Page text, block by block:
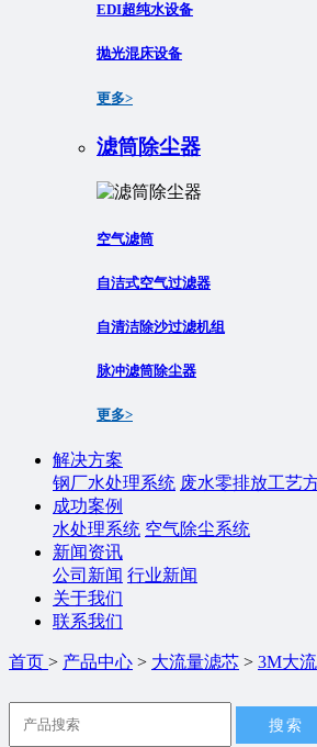
EDI超纯水设备
抛光混床设备
更多>
滤筒除尘器
空气滤筒
自洁式空气过滤器
自清洁除沙过滤机组
脉冲滤筒除尘器
更多>
解决方案
钢厂水处理系统 废水零排放工艺
成功案例
水处理系统 空气除尘系统
新闻资讯
公司新闻 行业新闻
关于我们
联系我们
首页 > 产品中心 > 大流量滤芯 > 3M大
搜索